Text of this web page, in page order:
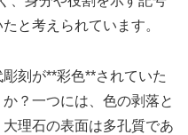
と考えられています。
刻が**彩色**されていた
？一つには、色の剥落と
理石の表面は多孔質であ